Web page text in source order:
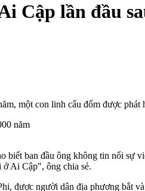
Cập lần đầu
một con linh cẩu đốm được
ban đầu ông không tin nổi sự
Ai Cập", ông chia sẻ.
được người dân địa phương bắt